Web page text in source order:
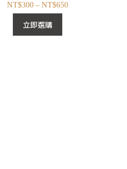
NT$300 – NT$650價
立即選購